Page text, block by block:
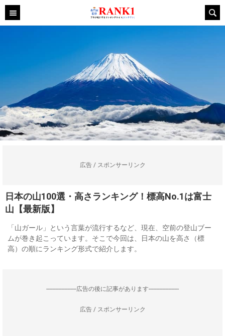
広告 / スポンサーリンク
日本の山100選・高さランキング！標高No.1は富士
山【最新版】
「山ガール」という言葉が流行するなど、現在、空前の登山ブー
ムが巻き起こっています。そこで今回は、日本の山を高さ（標
高）の順にランキング形式で紹介します。
--------------------広告の後に記事があります--------------------
広告 / スポンサーリンク